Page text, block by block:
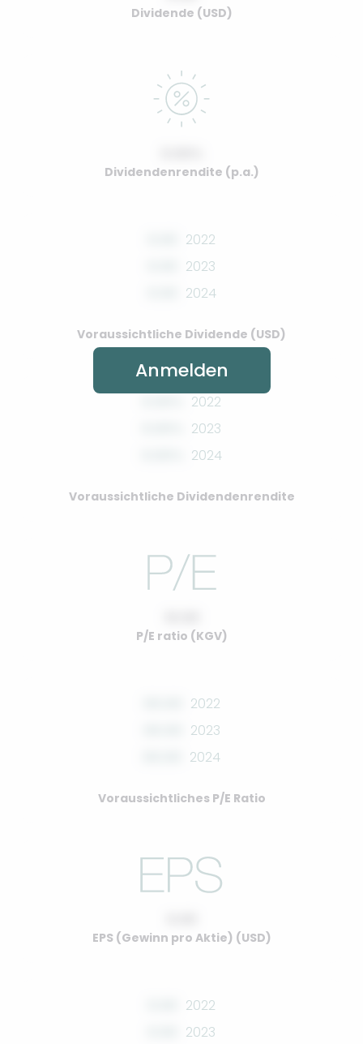
Dividende (USD)
Dividendenrendite (p.a.)
2022
2023
2024
Voraussichtliche Dividende (USD)
2022
2023
2024
Voraussichtliche Dividendenrendite
P/E ratio (KGV)
2022
2023
2024
Voraussichtliches P/E Ratio
EPS (Gewinn pro Aktie) (USD)
2022
2023
Anmelden